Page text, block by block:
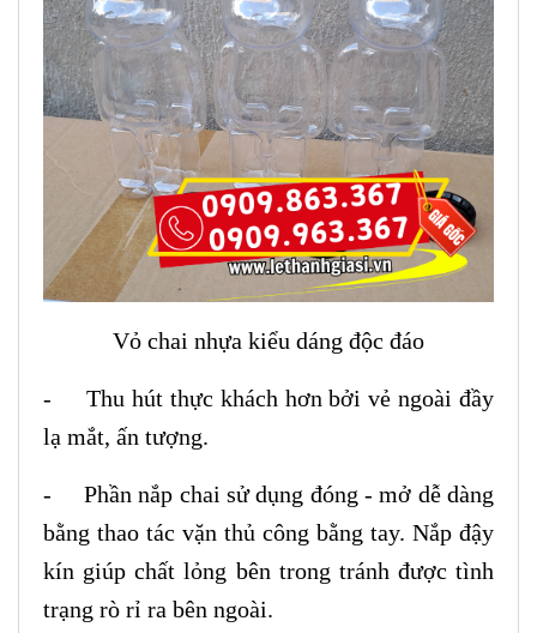
Vỏ chai nhựa kiểu dáng độc đáo
- Thu hút thực khách hơn bởi vẻ ngoài đầy
lạ mắt, ấn tượng.
- Phần nắp chai sử dụng đóng - mở dễ dàng
bằng thao tác vặn thủ công bằng tay. Nắp đậy
kín giúp chất lỏng bên trong tránh được tình
trạng rò rỉ ra bên ngoài.